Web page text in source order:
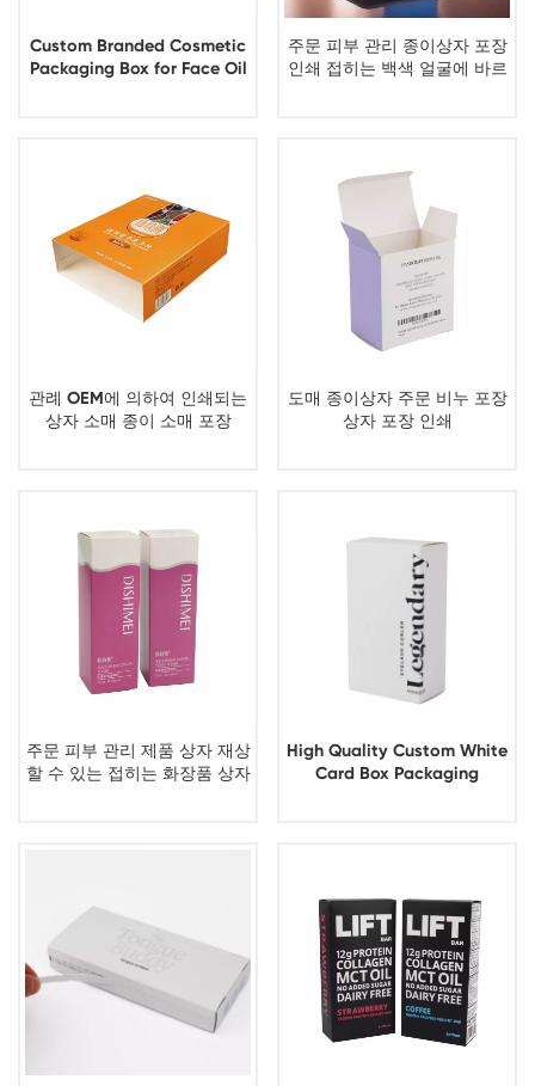
Custom Branded Cosmetic
Packaging Box for Face Oil
주문 피부 관리 종이상자 포장
인쇄 접히는 백색 얼굴에 바르
관례 OEM에 의하여 인쇄되는
상자 소매 종이 소매 포장
도매 종이상자 주문 비누 포장
상자 포장 인쇄
주문 피부 관리 제품 상자 재상
할 수 있는 접히는 화장품 상자
High Quality Custom White
Card Box Packaging